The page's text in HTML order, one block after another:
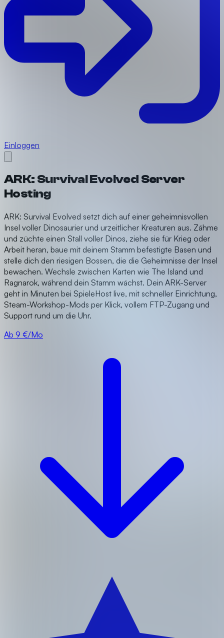
Einloggen
ARK: Survival Evolved Server
Hosting
ARK: Survival Evolved setzt dich auf einer geheimnisvollen
Insel voller Dinosaurier und urzeitlicher Kreaturen aus. Zähme
und züchte einen Stall voller Dinos, ziehe sie für Krieg oder
Arbeit heran, baue mit deinem Stamm befestigte Basen und
stelle dich den riesigen Bossen, die die Geheimnisse der Insel
bewachen. Wechsle zwischen Karten wie The Island und
Ragnarok, während dein Stamm wächst. Dein ARK-Server
geht in Minuten bei SpieleHost live, mit schneller Einrichtung,
Steam-Workshop-Mods per Klick, vollem FTP-Zugang und
Support rund um die Uhr.
Ab 9 €/Mo